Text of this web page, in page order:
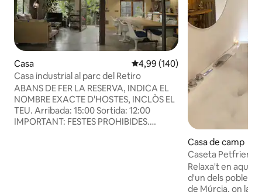
Casa 4,99 de puntuació mitjana d'un
4,99 (140)
Casa industrial al parc del Retiro
ABANS DE FER LA RESERVA, INDICA EL
NOMBRE EXACTE D'HOSTES, INCLÒS EL
TEU. Arribada: 15:00 Sortida: 12:00
IMPORTANT: FESTES PROHIBIDES.
Casa de camp
Caseta
Cehegín
Relaxa't en
d'un dels pobles
de Múrcia, on la